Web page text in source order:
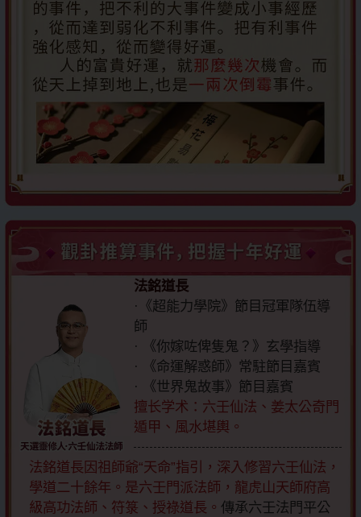
法銘道長
·《超能力學院》節目冠軍隊伍導
師
· 《你嫁咗俾隻鬼？》玄學指導
· 《命運解惑師》常駐節目嘉賓
· 《世界鬼故事》節目嘉賓
擅长学术：六壬仙法、姜太公奇門
遁甲、風水堪輿。
法銘道長因祖師爺“天命”指引，深入修習六壬仙法，
學道二十餘年。是六壬門派法師，龍虎山天師府高
級高功法師、符箓、授祿道長。 傳承六壬法門平公